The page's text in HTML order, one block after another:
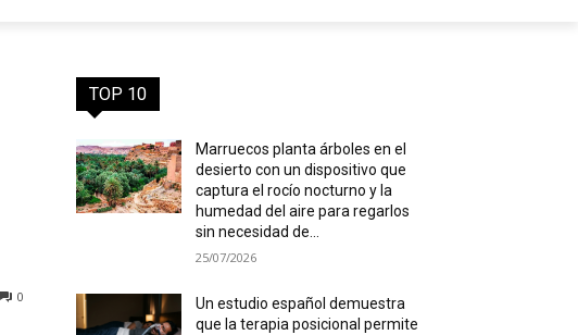
0
TOP 10
Marruecos planta árboles en el
desierto con un dispositivo que
captura el rocío nocturno y la
humedad del aire para regarlos
sin necesidad de...
25/07/2026
Un estudio español demuestra
que la terapia posicional permite